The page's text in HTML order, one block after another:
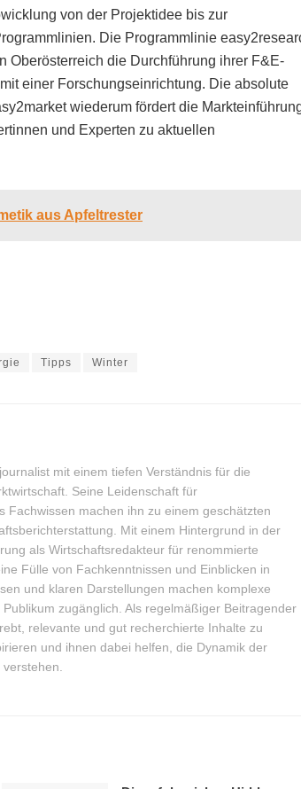
von der Projektidee bis zur
Die Programmlinie
Oberösterreich die Durchführung ihrer F&E-
einer Forschungseinrichtung. Die absolute
wiederum fördert die
und Experten zu aktuellen
aus Apfeltrester
Tipps Winter
mit einem tiefen Verständnis für die
Seine Leidenschaft für
Fachwissen machen ihn zu einem geschätzten
Mit einem Hintergrund in der
als Wirtschaftsredakteur für renommierte
Fülle von Fachkenntnissen und Einblicken in
und klaren Darstellungen machen komplexe
zugänglich. Als regelmäßiger Beitragender
relevante und gut recherchierte Inhalte zu
und ihnen dabei helfen, die Dynamik der